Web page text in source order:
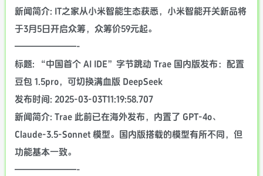
新闻简介: IT之家从小米智能生态获悉，小米智能开关新品将
于3月5日开启众筹，众筹价59元起。
———————-
标题: “中国首个 AI IDE”字节跳动 Trae 国内版发布：配置
豆包 1.5pro，可切换满血版 DeepSeek
发布时间: 2025-03-03T11:19:58.707
新闻简介: Trae 此前已在海外发布，内置了 GPT-4o、
Claude-3.5-Sonnet 模型。国内版搭载的模型有所不同，但
功能基本一致。
———————-